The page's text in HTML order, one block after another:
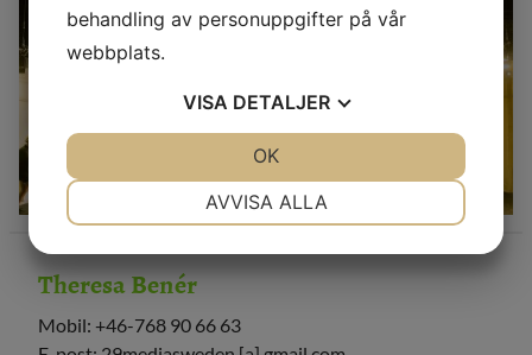
Theresa Benér
Mobil: +46-768 90 66 63
behandling av personuppgifter på vår
webbplats.
VISA DETALJER
MARKNADSFÖRING
AVVISA ALLA
OK